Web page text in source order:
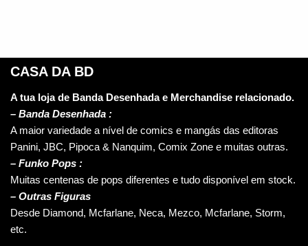
CASA DA BD
A tua loja de Banda Desenhada e Merchandise relacionado.
– Banda Desenhada :
A maior variedade a nível de comics e mangás das editoras
Panini, JBC, Pipoca & Nanquim, Comix Zone e muitas outras.
– Funko Pops :
Muitas centenas de pops diferentes e tudo disponível em stock.
– Outras Figuras
Desde Diamond, Mcfarlane, Neca, Mezco, Mcfarlane, Storm,
etc.